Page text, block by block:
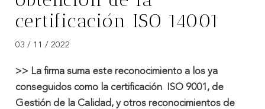
certificación ISO 14001
03 / 11 / 2022
>> La firma suma este reconocimiento a los ya
conseguidos como la certificación ISO 9001, de
Gestión de la Calidad, y otros reconocimientos de